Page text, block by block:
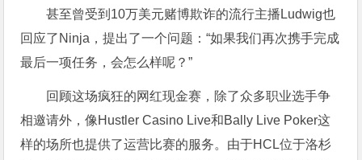
甚至曾受到10万美元赌博欺诈的流行主播Ludwig也
回应了Ninja，提出了一个问题：“如果我们再次携手完成
最后一项任务，会怎么样呢？”
回顾这场疯狂的网红现金赛，除了众多职业选手争
相邀请外，像Hustler Casino Live和Bally Live Poker这
样的场所也提供了运营比赛的服务。由于HCL位于洛杉